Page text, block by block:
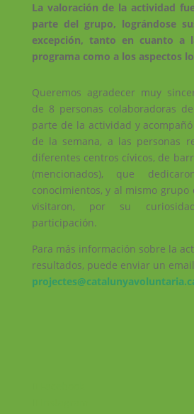
La valoración de la actividad
parte del grupo, lográndose
excepción, tanto en cuanto a
programa como a los aspectos
Queremos agradecer muy
de 8 personas colaboradoras
parte de la actividad y
de la semana, a las personas
diferentes centros cívicos, de
(mencionados), que
conocimientos, y al mismo grupo
visitaron, por su
participación.
Para más información sobre la
resultados, puede enviar un